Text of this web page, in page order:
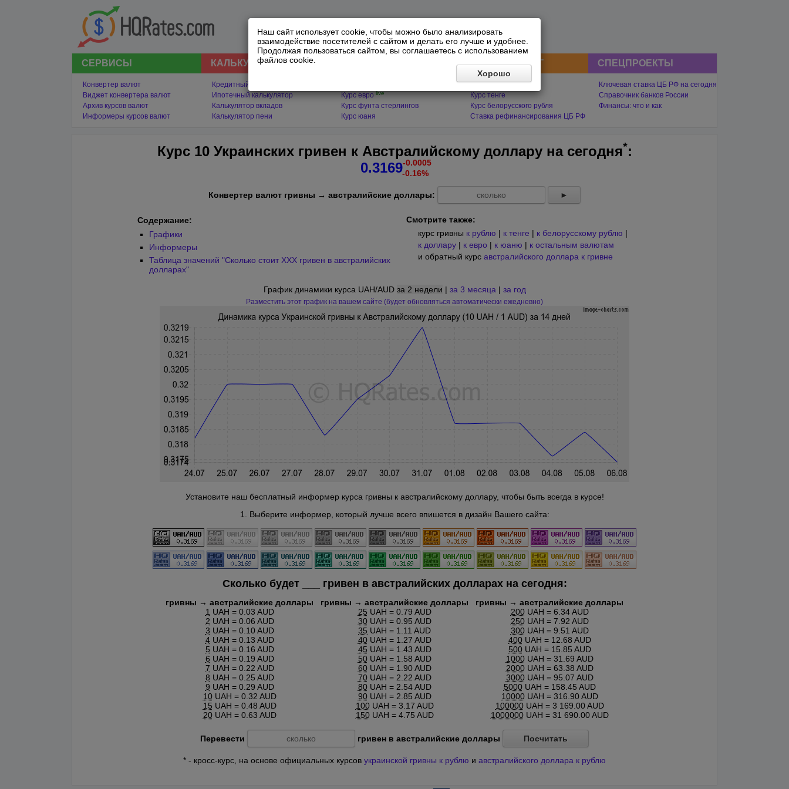
Наш сайт использует cookie, чтобы можно было анализировать
взаимодействие посетителей с сайтом и делать его лучше и удобнее.
Продолжая пользоваться сайтом, вы соглашаетесь с использованием
файлов cookie.
Хорошо
СЕРВИСЫ
Конвертер валют
Виджет конвертера валют
Архив курсов валют
Информеры курсов валют
КАЛЬКУЛЯТОРЫ
Кредитный калькулятор
Ипотечный калькулятор
Калькулятор вкладов
Калькулятор пени
Курс евро live
Курс фунта стерлингов
Курс юаня
ФИНАНСЫ СНГ
Курс гривны
Курс тенге
Курс белорусского рубля
Ставка рефинансирования ЦБ РФ
СПЕЦПРОЕКТЫ
Ключевая ставка ЦБ РФ на сегодня
Справочник банков России
Финансы: что и как
Курс 10 Украинских гривен к Австралийскому доллару на сегодня*:
0.3169-0.0005
-0.16%
Конвертер валют гривны → австралийские доллары: ►
Содержание:
Графики
Информеры
Таблица значений "Сколько стоит XXX гривен в австралийских
долларах"
Смотрите также:
курс гривны к рублю | к тенге | к белорусскому рублю |
к доллару | к евро | к юаню | к остальным валютам
и обратный курс австралийского доллара к гривне
График динамики курса UAH/AUD за 2 недели | за 3 месяца | за год
Разместить этот график на вашем сайте (будет обновляться автоматически ежедневно)
Установите наш бесплатный информер курса гривны к австралийскому доллару, чтобы быть всегда в курсе!
1. Выберите информер, который лучше всего впишется в дизайн Вашего сайта:
Сколько будет гривен в австралийских долларах на сегодня:
гривны → австралийские доллары
1 UAH = 0.03 AUD
2 UAH = 0.06 AUD
3 UAH = 0.10 AUD
4UAH = 0.13 AUD
5 UAH = 0.16 AUD
6 UAH = 0.19 AUD
7 UAH = 0.22 AUD
8 UAH = 0.25 AUD
9 UAH = 0.29 AUD
10UAH = 0.32 AUD
15 UAH = 0.48 AUD
20UAH = 0.63 AUD
гривны → австралийские доллары
25 UAH = 0.79 AUD
30UAH = 0.95 AUD
35 UAH = 1.11 AUD
40UAH = 1.27 AUD
45 UAH = 1.43 AUD
50UAH = 1.58 AUD
60UAH = 1.90 AUD
70UAH = 2.22 AUD
80UAH = 2.54 AUD
90UAH = 2.85 AUD
100UAH = 3.17 AUD
150UAH = 4.75 AUD
гривны → австралийские доллары
200UAH = 6.34 AUD
250UAH = 7.92 AUD
300UAH = 9.51 AUD
400UAH = 12.68 AUD
500UAH = 15.85 AUD
1000UAH = 31.69 AUD
2000UAH = 63.38 AUD
3000UAH = 95.07 AUD
5000UAH = 158.45 AUD
10000UAH = 316.90 AUD
100000UAH = 3 169.00 AUD
1000000UAH = 31 690.00 AUD
Перевести гривен в австралийские доллары Посчитать
* - кросс-курс, на основе официальных курсов украинской гривны к рублю и австралийского доллара к рублю